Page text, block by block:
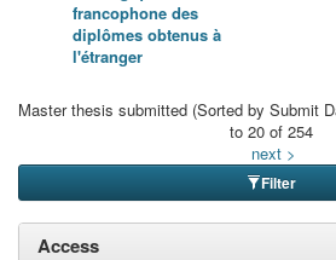
francophone des
diplômes obtenus à
l'étranger
Master thesis submitted (Sorted by Submit
to 20 of 254
next >
Filter
Access